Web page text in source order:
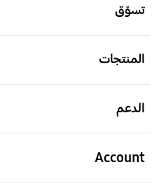
تسوّق
المنتجات
الدعم
Account